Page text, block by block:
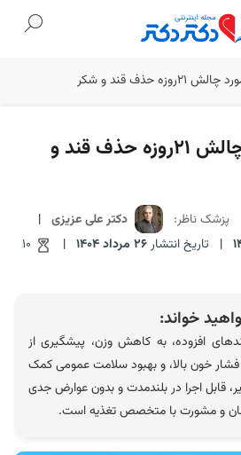
حذف قند و شکر
همه چیز در مورد چالش ۲۱روزه حذف قند و
پزشک ناظر: دکتر علی عزیزی |
| تاریخ انتشار26 مرداد 1404 |
10
خواند:
افزوده، به کاهش وزن، پیشگیری از
فشار خون بالا، و بهبود سلامت عمومی کمک
قابل اجرا در بلندمدت و بدون عوارض جدی
زمان و مشورت با متخصص تغذیه است.